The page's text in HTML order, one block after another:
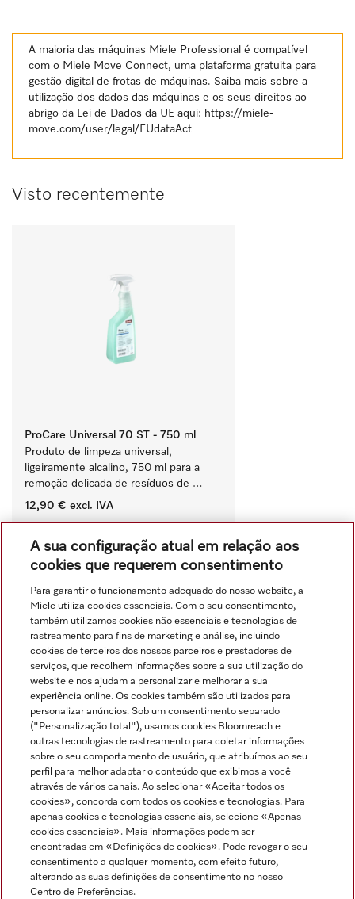
A maioria das máquinas Miele Professional é compatível
com o Miele Move Connect, uma plataforma gratuita para
gestão digital de frotas de máquinas. Saiba mais sobre a
utilização dos dados das máquinas e os seus direitos ao
abrigo da Lei de Dados da UE aqui: https://miele-
move.com/user/legal/EUdataAct
Visto recentemente
ProCare Universal 70 ST - 750 ml
Produto de limpeza universal,
ligeiramente alcalino, 750 ml para a
remoção delicada de resíduos de
gorduras e sujidade.
12,90 € excl. IVA
‏‏‎ ‎
Comparar
Ver tudo
Navegação
Serviço
A sua configuração atual em relação aos
cookies que requerem consentimento
Para garantir o funcionamento adequado do nosso website, a
Miele utiliza cookies essenciais. Com o seu consentimento,
também utilizamos cookies não essenciais e tecnologias de
rastreamento para fins de marketing e análise, incluindo
cookies de terceiros dos nossos parceiros e prestadores de
serviços, que recolhem informações sobre a sua utilização do
website e nos ajudam a personalizar e melhorar a sua
experiência online. Os cookies também são utilizados para
personalizar anúncios. Sob um consentimento separado
("Personalização total"), usamos cookies Bloomreach e
outras tecnologias de rastreamento para coletar informações
sobre o seu comportamento de usuário, que atribuímos ao seu
perfil para melhor adaptar o conteúdo que exibimos a você
através de vários canais. Ao selecionar «Aceitar todos os
cookies», concorda com todos os cookies e tecnologias. Para
apenas cookies e tecnologias essenciais, selecione «Apenas
cookies essenciais». Mais informações podem ser
encontradas em «Definições de cookies». Pode revogar o seu
consentimento a qualquer momento, com efeito futuro,
alterando as suas definições de consentimento no nosso
Centro de Preferências.